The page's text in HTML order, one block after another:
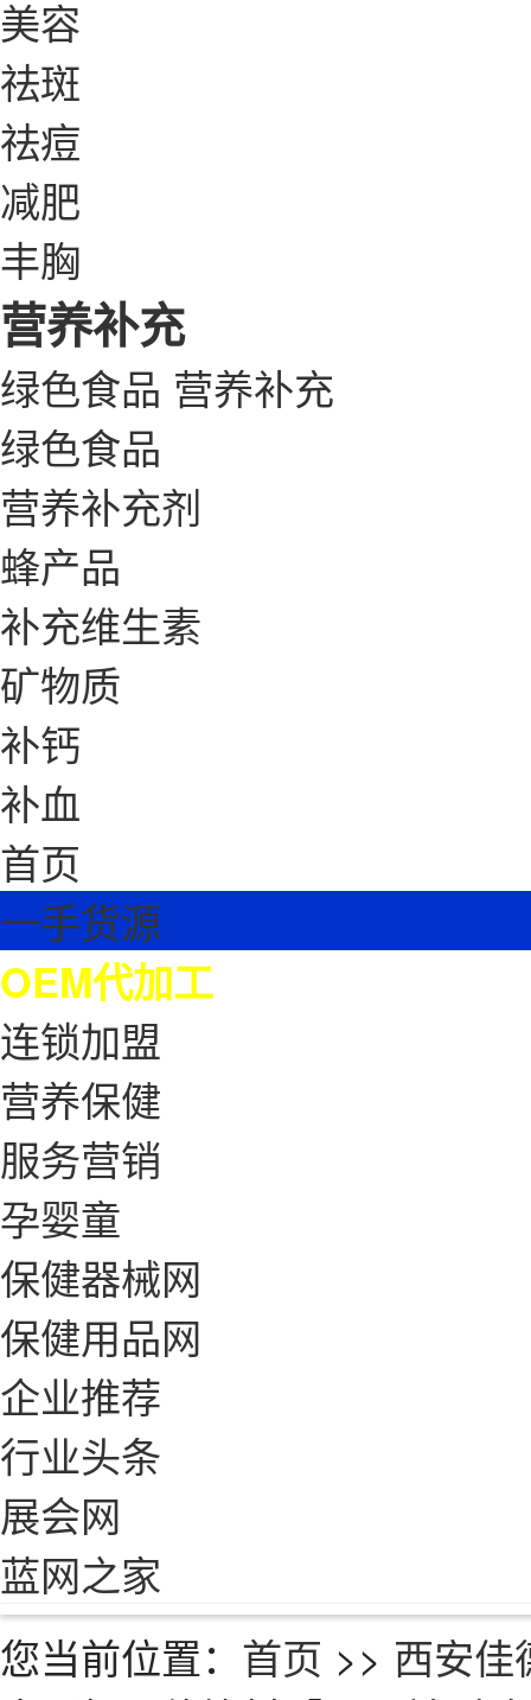
美容
祛斑
祛痘
减肥
丰胸
营养补充
绿色食品 营养补充
绿色食品
营养补充剂
蜂产品
补充维生素
矿物质
补钙
补血
首页
一手货源
OEM代加工
连锁加盟
营养保健
服务营销
孕婴童
保健器械网
保健用品网
企业推荐
行业头条
展会网
蓝网之家
您当前位置： 首页 >> 西安佳